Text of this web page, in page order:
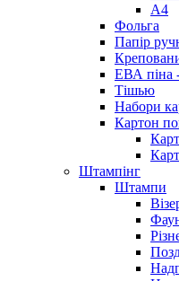
А4
Фольга
Папір
ЕВА піна
Тішью
Набори
Картон
Штампінг
Штампи